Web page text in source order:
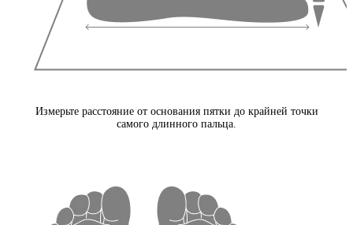
Измерьте расстояние от основания пятки до крайней точки
самого длинного пальца.